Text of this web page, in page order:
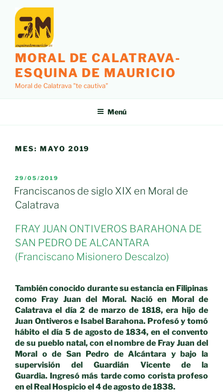
contenido
MORAL DE CALATRAVA-
ESQUINA DE MAURICIO
Moral de Calatrava "te cautiva"
Menú
MES: MAYO 2019
PUBLICADO
EL
29/05/2019
Franciscanos de siglo XIX en Moral de
Calatrava
FRAY JUAN ONTIVEROS BARAHONA DE
SAN PEDRO DE ALCANTARA
(Franciscano Misionero Descalzo)
También conocido durante su estancia en Filipinas
como Fray Juan del Moral. Nació en Moral de
Calatrava el día 2 de marzo de 1818, era hijo de
Juan Ontiveros e Isabel Barahona. Profesó y tomó
hábito el día 5 de agosto de 1834, en el convento
de su pueblo natal, con el nombre de Fray Juan del
Moral o de San Pedro de Alcántara y bajo la
supervisión del Guardián Vicente de la
Guardia. Ingresó más tarde como corista profeso
en el Real Hospicio el 4 de agosto de 1838.